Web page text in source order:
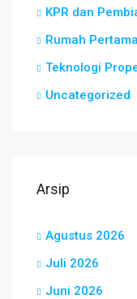
KPR dan
Rumah Pertama
Teknologi
Uncategorized
Arsip
Agustus 2026
Juli 2026
Juni 2026